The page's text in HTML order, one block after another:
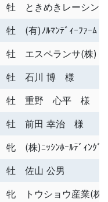
牡
ときめきレーシン
牡
(有)ﾉﾙﾏﾝﾃﾞｨｰﾌｧｰﾑ
牡
エスペランサ(株)
牡
石川 博 様
牡
重野 心平 様
牡
前田 幸治 様
牝
(株)ﾆｯｼﾝﾎｰﾙﾃﾞｨﾝｸ
牡
佐山 公男
牝
トウショウ産業(